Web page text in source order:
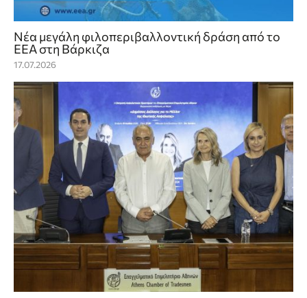
Νέα μεγάλη φιλοπεριβαλλοντική δράση από το
ΕΕΑ στη Βάρκιζα
17.07.2026